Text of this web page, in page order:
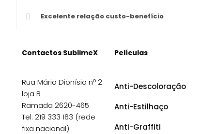
Excelente relação custo-benefício
Contactos SublimeX
Rua Mário Dionísio nº 2
loja B
Ramada 2620-465
Tel: 219 333 163 (rede
fixa nacional)
Películas
Anti-Descoloração
Anti-Estilhaço
Anti-Graffiti